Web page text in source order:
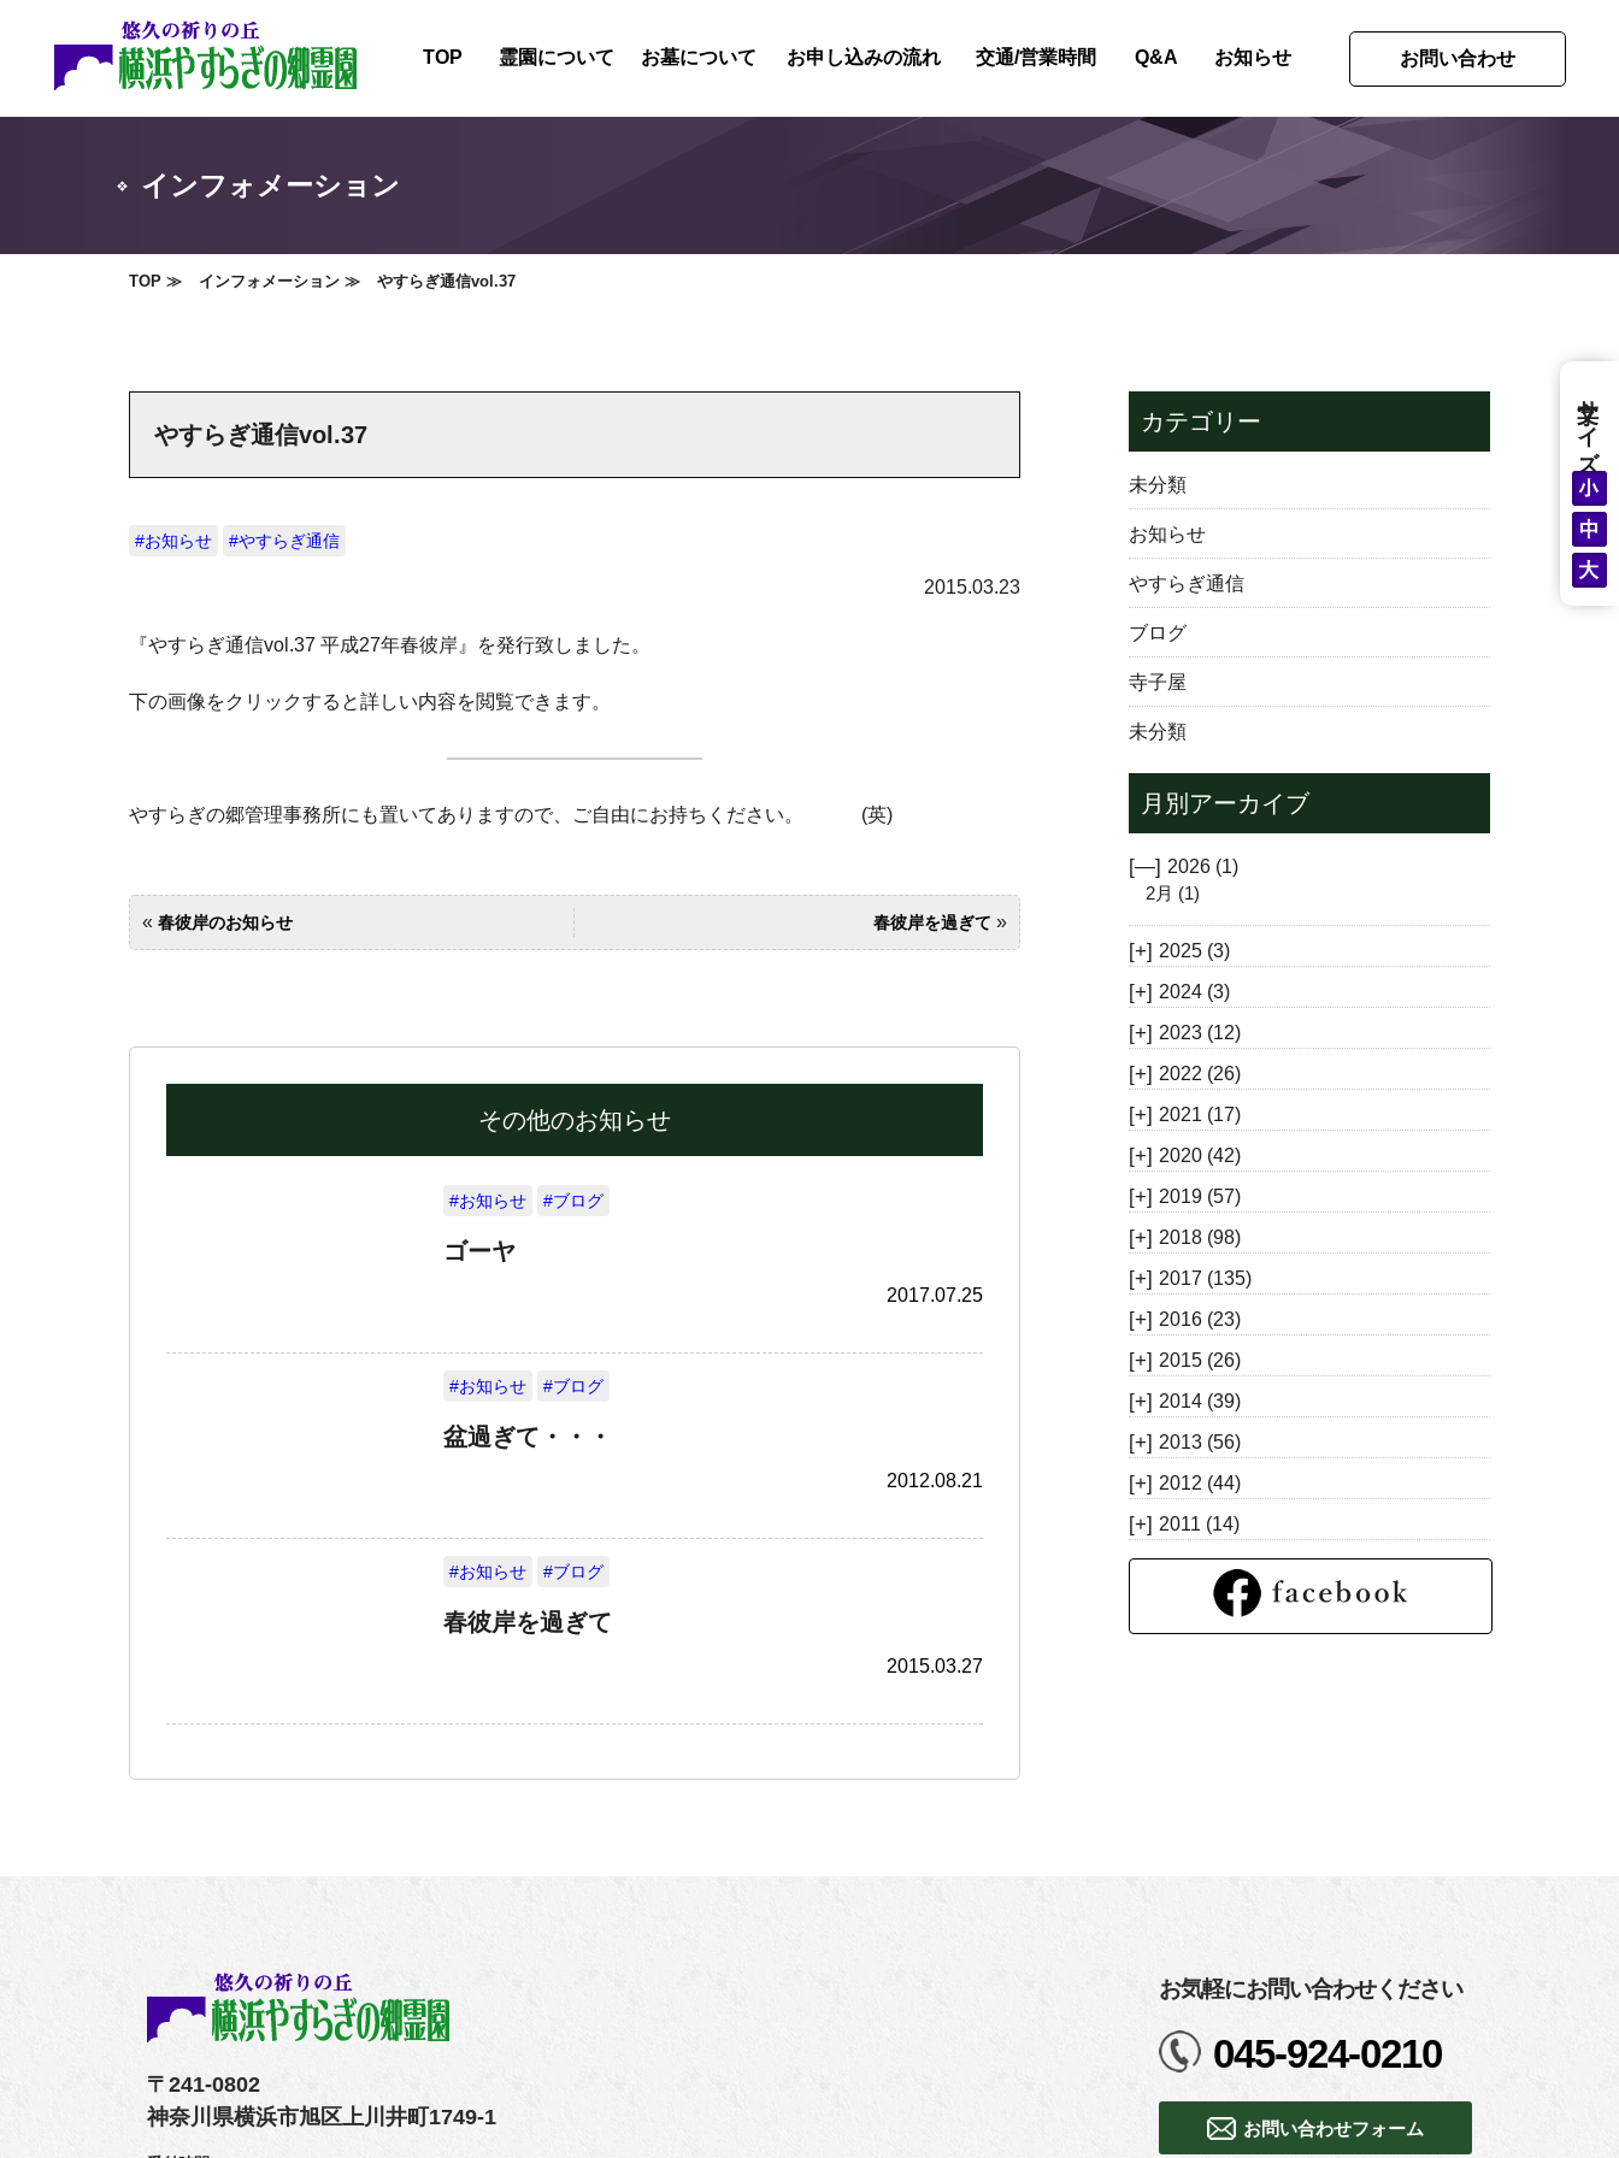
TOP 霊園について
霊園紹介
霊園風景
お墓について お申し込みの流れ 交通/営業時間 Q&A お知らせ お問い合わせ
文字サイズ
インフォメーション
TOP インフォメーション やすらぎ通信vol.37
やすらぎ通信vol.37
#お知らせ #やすらぎ通信
2015.03.23
『やすらぎ通信vol.37 平成27年春彼岸』を発行致しました。
下の画像をクリックすると詳しい内容を閲覧できます。
やすらぎの郷管理事務所にも置いてありますので、ご自由にお持ちください。 (英)
« 春彼岸のお知らせ 春彼岸を過ぎて »
その他のお知らせ
#お知らせ #ブログ
ゴーヤ
2017.07.25
#お知らせ #ブログ
盆過ぎて・・・
2012.08.21
#お知らせ #ブログ
春彼岸を過ぎて
2015.03.27
カテゴリー
未分類
お知らせ
やすらぎ通信
ブログ
寺子屋
未分類
月別アーカイブ
[—] 2026 (1)
2月 (1)
[+] 2025 (3)
[+] 2024 (3)
[+] 2023 (12)
[+] 2022 (26)
[+] 2021 (17)
[+] 2020 (42)
[+] 2019 (57)
[+] 2018 (98)
[+] 2017 (135)
[+] 2016 (23)
[+] 2015 (26)
[+] 2014 (39)
[+] 2013 (56)
[+] 2012 (44)
[+] 2011 (14)
〒241-0802
神奈川県横浜市旭区上川井町1749-1
お気軽にお問い合わせください
045-924-0210
お問い合わせフォーム